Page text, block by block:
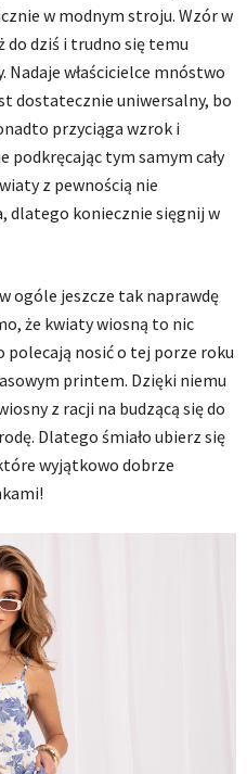
w modnym stroju. Wzór w
do dziś i trudno się temu
właścicielce mnóstwo
dostatecznie uniwersalny, bo
przyciąga wzrok i
podkręcając tym samym cały
z pewnością nie
dlatego koniecznie sięgnij w
ogóle jeszcze tak naprawdę
że kwiaty wiosną to nic
nosić o tej porze roku
printem. Dzięki niemu
z racji na budzącą się do
Dlatego śmiało ubierz się
wyjątkowo dobrze